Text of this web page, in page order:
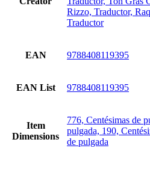
Rizzo, Traductor,
Traductor
EAN 9788408119395
EAN List 9788408119395
Item
Dimensions
776, Centésimas de
pulgada, 190,
de pulgada